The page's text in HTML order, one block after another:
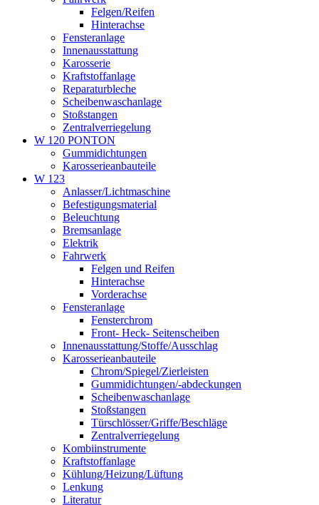
Felgen/Reifen
Hinterachse
Fensteranlage
Innenausstattung
Karosserie
Kraftstoffanlage
Reparaturbleche
Scheibenwaschanlage
Stoßstangen
Zentralverriegelung
W 120 PONTON
Gummidichtungen
Karosserieanbauteile
W 123
Anlasser/Lichtmaschine
Befestigungsmaterial
Beleuchtung
Bremsanlage
Elektrik
Fahrwerk
Felgen und Reifen
Hinterachse
Vorderachse
Fensteranlage
Fensterchrom
Front- Heck- Seitenscheiben
Innenausstattung/Stoffe/Ausschlag
Karosserieanbauteile
Chrom/Spiegel/Zierleisten
Gummidichtungen/-abdeckungen
Scheibenwaschanlage
Stoßstangen
Türschlösser/Griffe/Beschläge
Zentralverriegelung
Kombiinstrumente
Kraftstoffanlage
Kühlung/Heizung/Lüftung
Lenkung
Literatur